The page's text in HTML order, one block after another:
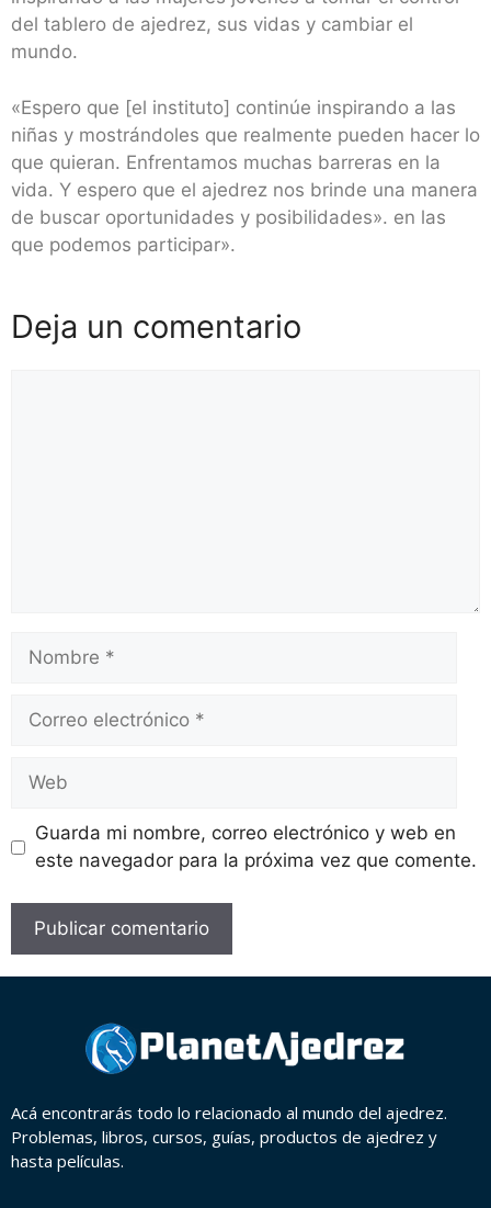
del tablero de ajedrez, sus vidas y cambiar el
mundo.
«Espero que [el instituto] continúe inspirando a las
niñas y mostrándoles que realmente pueden hacer lo
que quieran. Enfrentamos muchas barreras en la
vida. Y espero que el ajedrez nos brinde una manera
de buscar oportunidades y posibilidades». en las
que podemos participar».
Deja un comentario
Guarda mi nombre, correo electrónico y web en
este navegador para la próxima vez que comente.
Acá encontrarás todo lo relacionado al mundo del ajedrez.
Problemas, libros, cursos, guías, productos de ajedrez y
hasta películas.